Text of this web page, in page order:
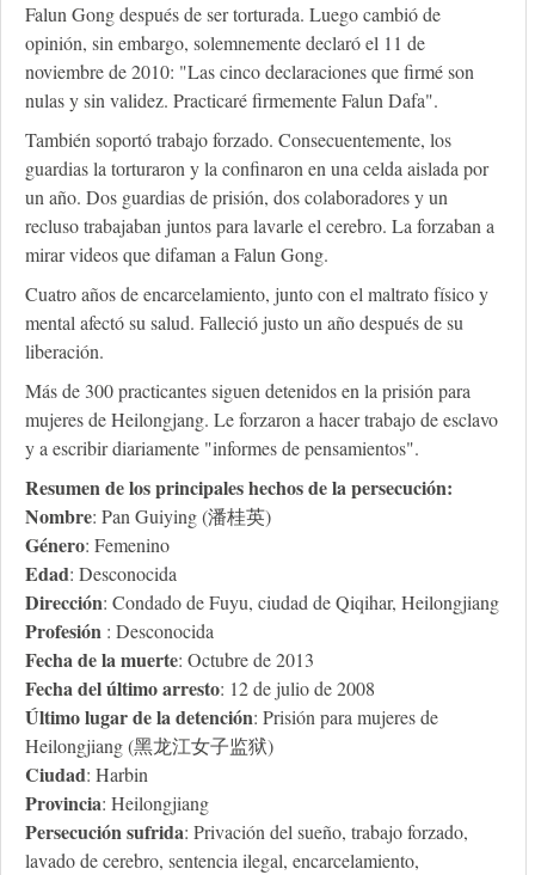
Falun Gong después de ser torturada. Luego cambió de
opinión, sin embargo, solemnemente declaró el 11 de
noviembre de 2010: "Las cinco declaraciones que firmé son
nulas y sin validez. Practicaré firmemente Falun Dafa".
También soportó trabajo forzado. Consecuentemente, los
guardias la torturaron y la confinaron en una celda aislada por
un año. Dos guardias de prisión, dos colaboradores y un
recluso trabajaban juntos para lavarle el cerebro. La forzaban a
mirar videos que difaman a Falun Gong.
Cuatro años de encarcelamiento, junto con el maltrato físico y
mental afectó su salud. Falleció justo un año después de su
liberación.
Más de 300 practicantes siguen detenidos en la prisión para
mujeres de Heilongjang. Le forzaron a hacer trabajo de esclavo
y a escribir diariamente "informes de pensamientos".
Resumen de los principales hechos de la persecución:
Nombre: Pan Guiying (潘桂英)
Género: Femenino
Edad: Desconocida
Dirección: Condado de Fuyu, ciudad de Qiqihar, Heilongjiang
Profesión : Desconocida
Fecha de la muerte: Octubre de 2013
Fecha del último arresto: 12 de julio de 2008
Último lugar de la detención: Prisión para mujeres de
Heilongjiang (黑龙江女子监狱)
Ciudad: Harbin
Provincia: Heilongjiang
Persecución sufrida: Privación del sueño, trabajo forzado,
lavado de cerebro, sentencia ilegal, encarcelamiento,